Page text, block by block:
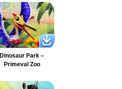
Dinosaur Park –
Primeval Zoo